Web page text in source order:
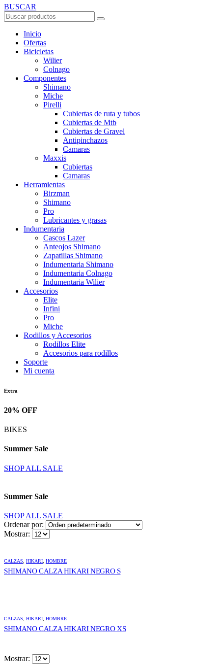
BUSCAR
Inicio
Ofertas
Bicicletas
Wilier
Colnago
Componentes
Shimano
Miche
Pirelli
Cubiertas de ruta y tubos
Cubiertas de Mtb
Cubiertas de Gravel
Antipinchazos
Camaras
Maxxis
Cubiertas
Camaras
Herramientas
Birzman
Shimano
Pro
Lubricantes y grasas
Indumentaria
Cascos Lazer
Anteojos Shimano
Zapatillas Shimano
Indumentaria Shimano
Indumentaria Colnago
Indumentaria Wilier
Accesorios
Elite
Infini
Pro
Miche
Rodillos y Accesorios
Rodillos Elite
Accesorios para rodillos
Soporte
Mi cuenta
Extra
20% OFF
BIKES
Summer Sale
SHOP ALL SALE
Summer Sale
SHOP ALL SALE
Ordenar por:
Mostrar:
CALZAS, HIKARI, HOMBRE
SHIMANO CALZA HIKARI NEGRO S
CALZAS, HIKARI, HOMBRE
SHIMANO CALZA HIKARI NEGRO XS
Mostrar: